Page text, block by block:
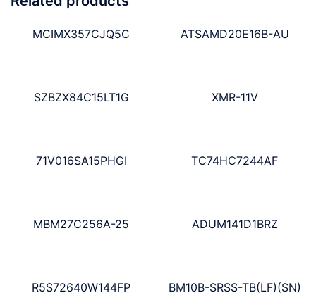
MCIMX357CJQ5C ATSAMD20E16B-AU
SZBZX84C15LT1G XMR-11V
71V016SA15PHGI TC74HC7244AF
MBM27C256A-25 ADUM141D1BRZ
R5S72640W144FP BM10B-SRSS-TB(LF)(SN)